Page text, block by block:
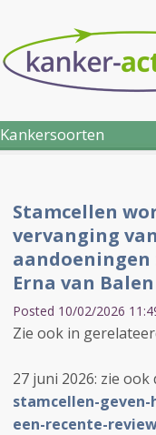
Kankersoorten
Stamcellen
vervanging
Erna van
Posted 10/02/2026
Zie ook in
27 juni 2026: zie ook
stamcellen-
een-recente-